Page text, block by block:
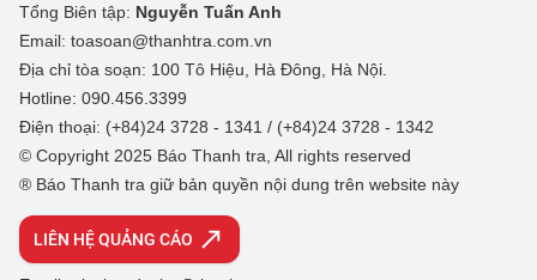
Tổng Biên tập: Nguyễn Tuấn Anh
Email: toasoan@thanhtra.com.vn
Địa chỉ tòa soạn: 100 Tô Hiệu, Hà Đông, Hà Nội.
Hotline: 090.456.3399
Điện thoại: (+84)24 3728 - 1341 / (+84)24 3728 - 1342
© Copyright 2025 Báo Thanh tra, All rights reserved
® Báo Thanh tra giữ bản quyền nội dung trên website này
LIÊN HỆ QUẢNG CÁO